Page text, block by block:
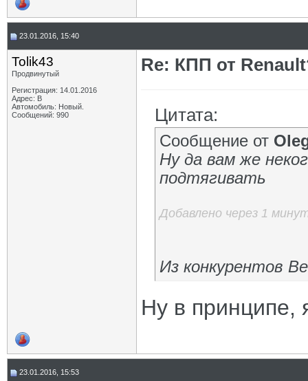
23.01.2016, 15:40
Tolik43
Продвинутый
Регистрация: 14.01.2016
Адрес: В
Автомобиль: Новый.
Сообщений: 990
Re: КПП от
Цитата:
Сообщение от
Ну да вам же
подтягивать
Добавлено через 1
Из конкурентов
Ну в принципе,
23.01.2016, 15:53